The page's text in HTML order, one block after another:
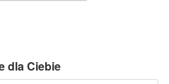
dla Ciebie